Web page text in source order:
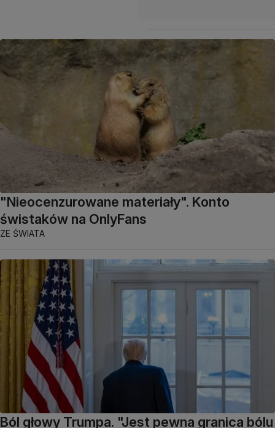
"Nieocenzurowane materiały". Konto
świstaków na OnlyFans
ZE ŚWIATA
Ból głowy Trumpa. "Jest pewna granica bólu